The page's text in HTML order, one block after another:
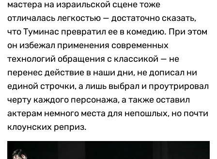
мастера на израильской сцене тоже
отличалась легкостью — достаточно сказать,
что Туминас превратил ее в комедию. При этом
он избежал применения современных
технологий обращения с классикой — не
перенес действие в наши дни, не дописал ни
единой строчки, а лишь выбрал и проутрировал
черту каждого персонажа, а также оставил
актерам немного места для непошлых, но почти
клоунских реприз.